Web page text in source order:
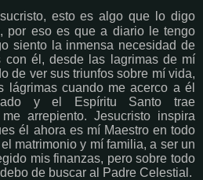
esto es algo que lo digo
por eso es que a diario le tengo
siento la inmensa necesidad de
con él, desde las lagrimas de mí
de ver sus triunfos sobre mí vida,
lágrimas cuando me acerco a él
y el Espíritu Santo trae
arrepiento. Jesucristo inspira
él ahora es mí Maestro en todo
matrimonio y mí familia, a ser un
mis finanzas, pero sobre todo
de buscar al Padre Celestial.